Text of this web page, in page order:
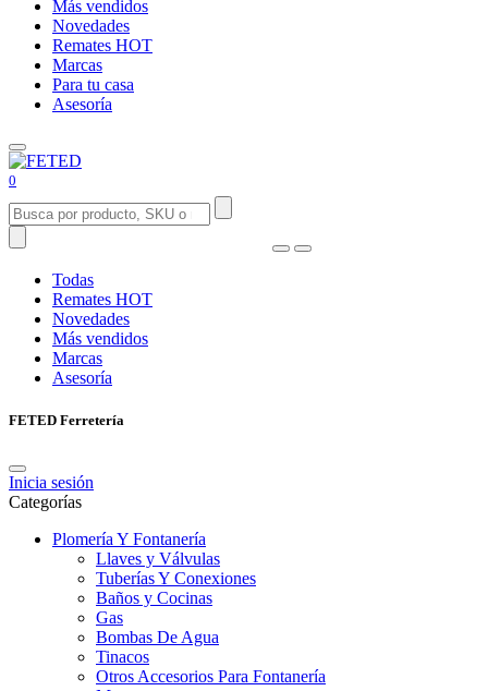
Más vendidos
Novedades
Remates HOT
Marcas
Para tu casa
Asesoría
0
Todas
Remates HOT
Novedades
Más vendidos
Marcas
Asesoría
FETED Ferretería
Inicia sesión
Categorías
Plomería Y Fontanería
Llaves y Válvulas
Tuberías Y Conexiones
Baños y Cocinas
Gas
Bombas De Agua
Tinacos
Otros Accesorios Para Fontanería